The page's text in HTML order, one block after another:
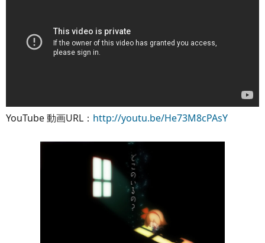
YouTube 動画URL： http://youtu.be/He73M8cPAsY